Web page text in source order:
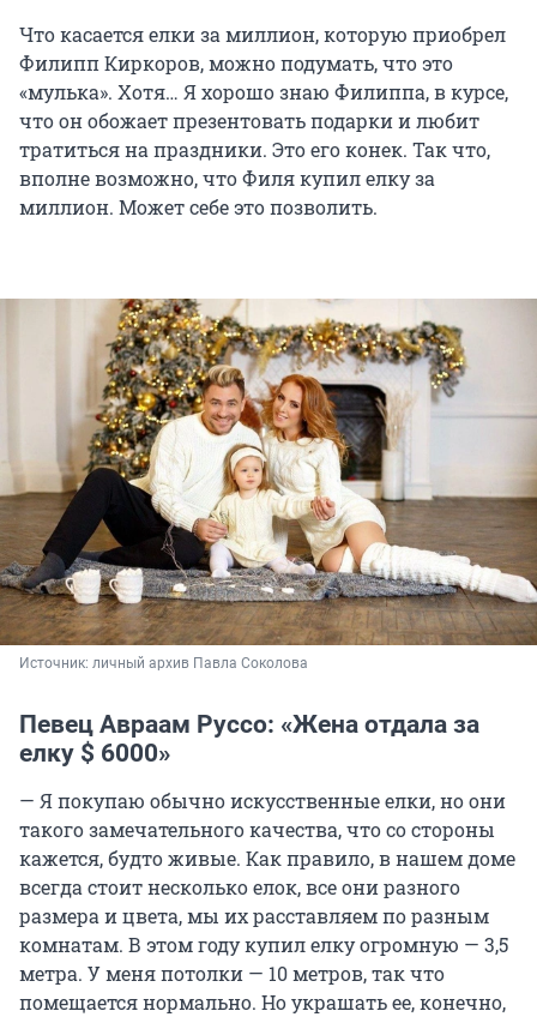
Что касается елки за миллион, которую приобрел
Филипп Киркоров, можно подумать, что это
«мулька». Хотя… Я хорошо знаю Филиппа, в курсе,
что он обожает презентовать подарки и любит
тратиться на праздники. Это его конек. Так что,
вполне возможно, что Филя купил елку за
миллион. Может себе это позволить.
Источник: личный архив Павла Соколова
Певец Авраам Руссо: «Жена отдала за
елку $ 6000»
— Я покупаю обычно искусственные елки, но они
такого замечательного качества, что со стороны
кажется, будто живые. Как правило, в нашем доме
всегда стоит несколько елок, все они разного
размера и цвета, мы их расставляем по разным
комнатам. В этом году купил елку огромную — 3,5
метра. У меня потолки — 10 метров, так что
помещается нормально. Но украшать ее, конечно,